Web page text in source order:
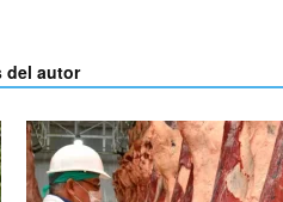
del autor